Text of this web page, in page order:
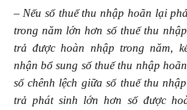
– Nếu số thuế thu nhập hoãn lại
trong năm lớn hơn số thuế thu
trả được hoàn nhập trong năm,
nhận bổ sung số thuế thu nhập
số chênh lệch giữa số thuế thu
trả phát sinh lớn hơn số được